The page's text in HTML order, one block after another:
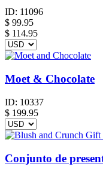
ID: 11096
$ 99.95
$ 114.95
Moet & Chocolate
ID: 10337
$ 199.95
Conjunto de